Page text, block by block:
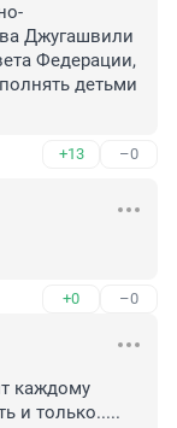
Джугашвили
Федерации,
детьми
+13 –0
+0 –0
каждому
и только.....